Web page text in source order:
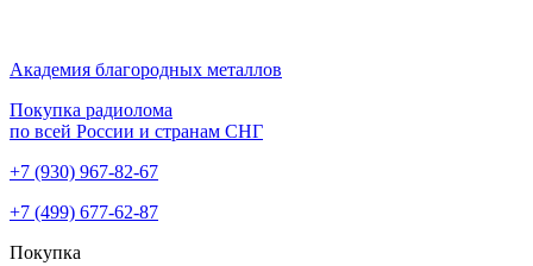
Академия благородных металлов
Покупка радиолома
по всей России и странам СНГ
+7 (930) 967-82-67
+7 (499) 677-62-87
Покупка